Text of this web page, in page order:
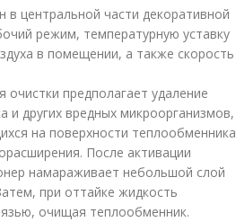
центральной части декоративной
режим, температурную уставку
в помещении, а также скорость
предполагает удаление
и других вредных микроорганизмов,
на поверхности теплообменника
После активации
намараживает небольшой слой
при оттайке жидкость
очищая теплообменник.